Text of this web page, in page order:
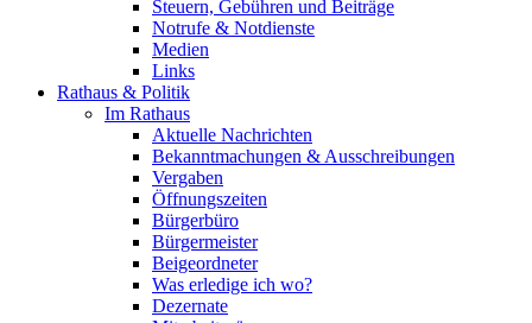
Steuern, Gebühren und Beiträge
Notrufe & Notdienste
Medien
Links
Rathaus & Politik
Im Rathaus
Aktuelle Nachrichten
Bekanntmachungen & Ausschreibungen
Vergaben
Öffnungszeiten
Bürgerbüro
Bürgermeister
Beigeordneter
Was erledige ich wo?
Dezernate